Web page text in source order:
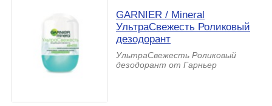
GARNIER / Mineral
УльтраСвежесть Роликовый
дезодорант
УльтраСвежесть Роликовый
дезодорант от Гарньер